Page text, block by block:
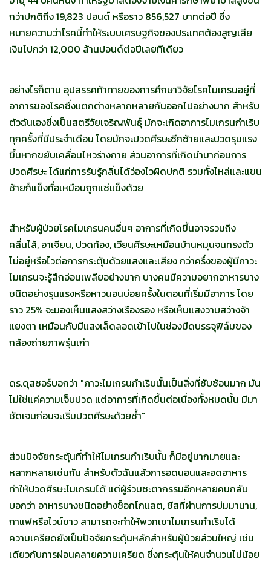
กว่าปกติถึง 19,823 ปอนด์ หรือราว 856,527 บาทต่อปี ซึ่ง
หมายความว่าโรคนี้ทำให้ระบบเศรษฐกิจของประเทศต้องสูญเสีย
เงินไปกว่า 12,000 ล้านปอนด์ต่อปีเลยทีเดียว
อย่างไรก็ตาม อุปสรรคท้าทายของการศึกษาวิจัยโรคไมเกรนอยู่ที่
อาการของโรคซึ่งแตกต่างหลากหลายกันออกไปอย่างมาก สำหรับ
ตัวฉันเองซึ่งเป็นสตรีวัยเจริญพันธุ์ มักจะเกิดอาการไมเกรนกำเริบ
ทุกครั้งที่มีประจำเดือน โดยมักจะปวดศีรษะซีกซ้ายและปวดรุนแรง
ขึ้นหากขยับเคลื่อนไหวร่างกาย ส่วนอาการที่เกิดนำมาก่อนการ
ปวดศีรษะ ได้แก่การรับรู้กลิ่นได้ว่องไวผิดปกติ รวมทั้งไหล่และแขน
ซ้ายก็แข็งทื่อเหมือนถูกแช่แข็งด้วย
สำหรับผู้ป่วยโรคไมเกรนคนอื่นๆ อาการที่เกิดขึ้นอาจรวมถึง
คลื่นไส้, อาเจียน, ปวดท้อง, เวียนศีรษะเหมือนบ้านหมุนจนทรงตัว
ไม่อยู่หรือไวต่อการกระตุ้นด้วยแสงและเสียง กว่าครึ่งของผู้มีภาวะ
ไมเกรนจะรู้สึกอ่อนเพลียอย่างมาก บางคนมีความอยากอาหารบาง
ชนิดอย่างรุนแรงหรือหาวนอนบ่อยครั้งในตอนที่เริ่มมีอาการ โดย
ราว 25% จะมองเห็นแสงสว่างเรืองรอง หรือเห็นแสงวาบสว่างจ้า
แยงตา เหมือนกับมีแสงเล็ดลอดเข้าไปในช่องมืดบรรจุฟิล์มของ
กล้องถ่ายภาพรุ่นเก่า
ดร.ดุสซอร์บอกว่า "ภาวะไมเกรนกำเริบนั้นเป็นสิ่งที่ซับซ้อนมาก มัน
ไม่ใช่แค่ความเจ็บปวด แต่อาการที่เกิดขึ้นต่อเนื่องทั้งหมดนั้น มีมา
ชัดเจนก่อนจะเริ่มปวดศีรษะด้วยซ้ำ"
ส่วนปัจจัยกระตุ้นที่ทำให้ไมเกรนกำเริบนั้น ก็มีอยู่มากมายและ
หลากหลายเช่นกัน สำหรับตัวฉันแล้วการอดนอนและอดอาหาร
ทำให้ปวดศีรษะไมเกรนได้ แต่ผู้ร่วมชะตากรรมอีกหลายคนกลับ
บอกว่า อาหารบางชนิดอย่างช็อกโกแลต, ชีสที่ผ่านการบ่มมานาน,
กาแฟหรือไวน์ขาว สามารถจะทำให้พวกเขาไมเกรนกำเริบได้
ความเครียดยังเป็นปัจจัยกระตุ้นหลักสำหรับผู้ป่วยส่วนใหญ่ เช่น
เดียวกับการผ่อนคลายความเครียด ซึ่งกระตุ้นให้คนจำนวนไม่น้อย